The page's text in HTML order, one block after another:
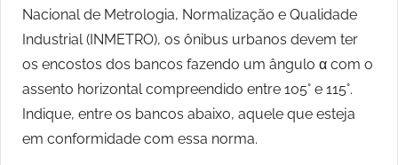
Nacional de Metrologia, Normalização e Qualidade
Industrial (INMETRO), os ônibus urbanos devem ter
os encostos dos bancos fazendo um ângulo α com o
assento horizontal compreendido entre 105° e 115°.
Indique, entre os bancos abaixo, aquele que esteja
em conformidade com essa norma.